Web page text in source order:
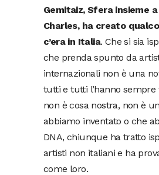
Gemitaiz, Sfera insieme
Charles, ha creato
c’era in Italia. Che si sia
che prenda spunto da
internazionali non è una
tutti e tutti l’hanno sempre
non è cosa nostra, non è
abbiamo inventato o che
DNA, chiunque ha tratto
artisti non italiani e ha
come loro.